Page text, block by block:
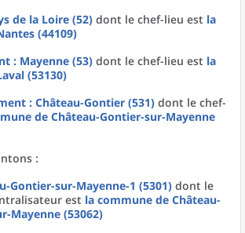
de la Loire (52) dont le chef-lieu est la
(44109)
: Mayenne (53) dont le chef-lieu est la
(53130)
: Château-Gontier (531) dont le chef-
de Château-Gontier-sur-Mayenne
:
Gontier-sur-Mayenne-1 (5301) dont le
est la commune de Château-
Mayenne (53062)